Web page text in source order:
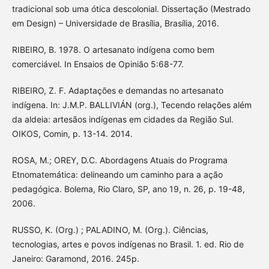
tradicional sob uma ótica descolonial. Dissertação (Mestrado
em Design) – Universidade de Brasília, Brasília, 2016.
RIBEIRO, B. 1978. O artesanato indígena como bem
comerciável. In Ensaios de Opinião 5:68-77.
RIBEIRO, Z. F. Adaptações e demandas no artesanato
indígena. In: J.M.P. BALLIVIÁN (org.), Tecendo relações além
da aldeia: artesãos indígenas em cidades da Região Sul.
OIKOS, Comin, p. 13-14. 2014.
ROSA, M.; OREY, D.C. Abordagens Atuais do Programa
Etnomatemática: delineando um caminho para a ação
pedagógica. Bolema, Rio Claro, SP, ano 19, n. 26, p. 19-48,
2006.
RUSSO, K. (Org.) ; PALADINO, M. (Org.). Ciências,
tecnologias, artes e povos indígenas no Brasil. 1. ed. Rio de
Janeiro: Garamond, 2016. 245p.